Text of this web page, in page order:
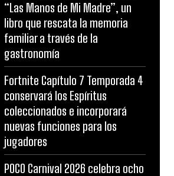
“Las Manos de Mi Madre”, un
libro que rescata la memoria
familiar a través de la
gastronomía
Fortnite Capítulo 7 Temporada 4
conservará los Espíritus
coleccionados e incorporará
nuevas funciones para los
jugadores
POCO Carnival 2026 celebra ocho